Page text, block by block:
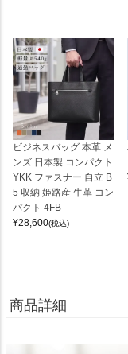
ビジネスバッグ 本革 メ
ンズ 日本製 コンパクト
YKK ファスナー 自立 B
5 収納 姫路産 牛革 コン
パクト 4FB
¥28,600(税込)
商品詳細